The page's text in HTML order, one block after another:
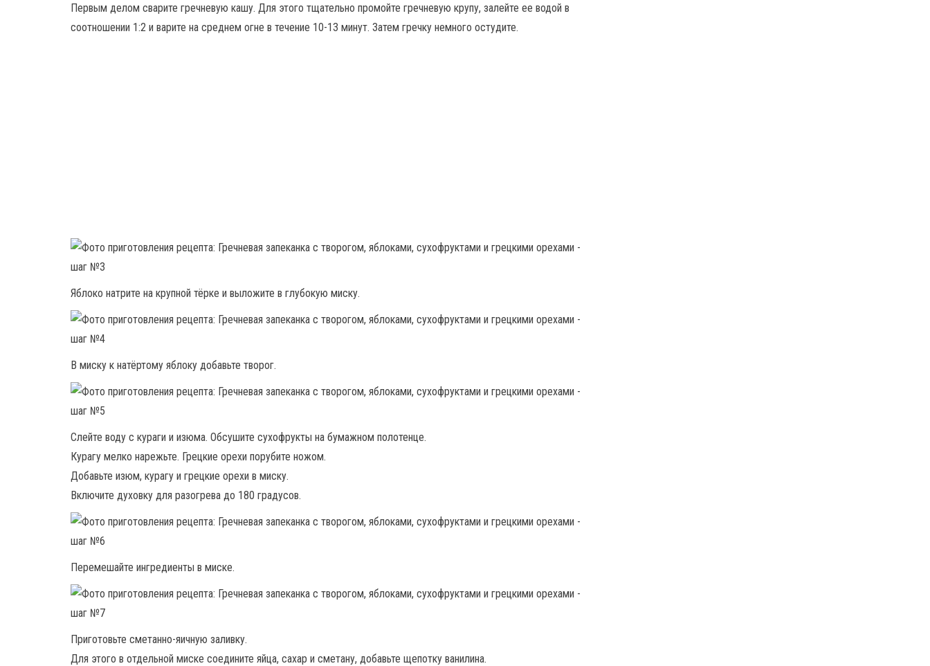
Первым делом сварите гречневую кашу. Для этого тщательно промойте гречневую крупу, залейте ее водой в
соотношении 1:2 и варите на среднем огне в течение 10-13 минут. Затем гречку немного остудите.
Яблоко натрите на крупной тёрке и выложите в глубокую миску.
В миску к натёртому яблоку добавьте творог.
Слейте воду с кураги и изюма. Обсушите сухофрукты на бумажном полотенце.
Курагу мелко нарежьте. Грецкие орехи порубите ножом.
Добавьте изюм, курагу и грецкие орехи в миску.
Включите духовку для разогрева до 180 градусов.
Перемешайте ингредиенты в миске.
Приготовьте сметанно-яичную заливку.
Для этого в отдельной миске соедините яйца, сахар и сметану, добавьте щепотку ванилина.